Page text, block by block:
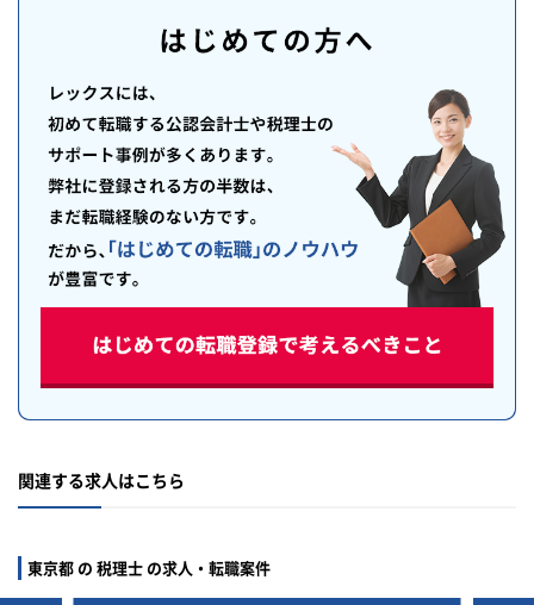
関連する求人はこちら
東京都 の 税理士 の求人・転職案件